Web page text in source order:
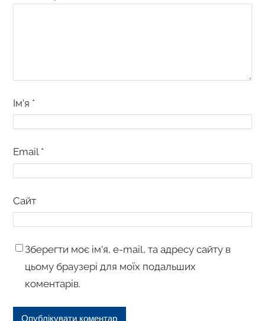
Ім’я *
Email *
Сайт
Зберегти моє ім’я, e-mail, та адресу сайту в
цьому браузері для моїх подальших
коментарів.